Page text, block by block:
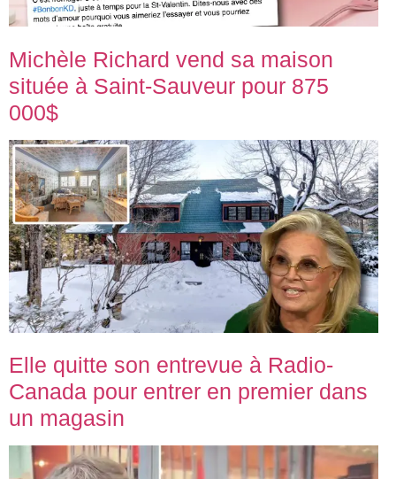
Michèle Richard vend sa maison
située à Saint-Sauveur pour 875
000$
Elle quitte son entrevue à Radio-
Canada pour entrer en premier dans
un magasin